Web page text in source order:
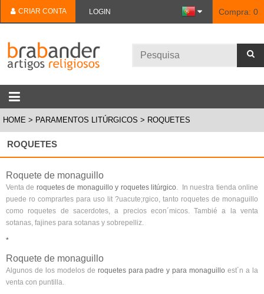
CRIAR CONTA LOGIN Compra: 0
HOME PARAMENTOS LITÚRGICOS ROQUETES
ROQUETES
Roquete de monaguillo
Venta de roquetes de monaguillo y roquetes litúrgico. In nuestra tienda online
puede ro comprartes para uso lit ?uacute;rgico, tanto roquetes de monaguillo
como roquetes de sacerdotes, a precios econ´micos. Tambié a la venta
sotanas, fajines para sotanas y sobrepelliz.
*
Roquete de monaguillo
Algunos de los modelos de roquetes para padre y para monaguillo est´n a la
venta con puntilla.